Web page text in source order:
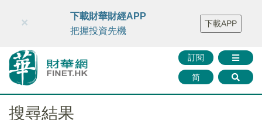
財華智庫網 FINTV FINMETA 財華證券 媒體矩陣
智庫沙龍
聯絡我們
訂閱
简
×
下載財華財經APP
把握投資先機
下載APP
搜尋結果